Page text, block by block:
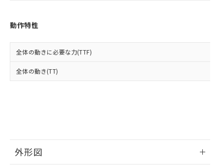
動作特性
全体の動きに必要な力(TTF)
全体の動き(TT)
外形図
および当社の共同利用者が、当社の製
品・サービスに関するお客様との取
をご了承ください。
※当社の共同利用者とは、"個人情報
下記の非含有証明書をダウンロードするこ
とができます。
EU RoHS指令（10物質）の非含有証明書
物質の対応では、対応完了までの期間は出
荷製品に未対応品が混在することから備考